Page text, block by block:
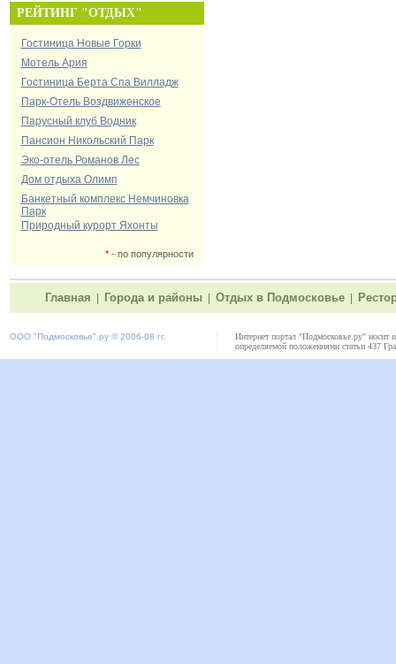
РЕЙТИНГ "ОТДЫХ"
Гостиница Новые Горки
Мотель Ария
Гостиница Берта Спа Вилладж
Парк-Отель Воздвиженское
Парусный клуб Водник
Пансион Никольский Парк
Эко-отель Романов Лес
Дом отдыха Олимп
Банкетный комплекс Немчиновка
Парк
Природный курорт Яхонты
*- по популярности
Главная Города и районы Отдых в Подмосковье
ООО "Подмосковье" .ру © 2006-08 гг.
Интернет портал "Подмосковье.ру" носит
определяемой положениями статьи 437